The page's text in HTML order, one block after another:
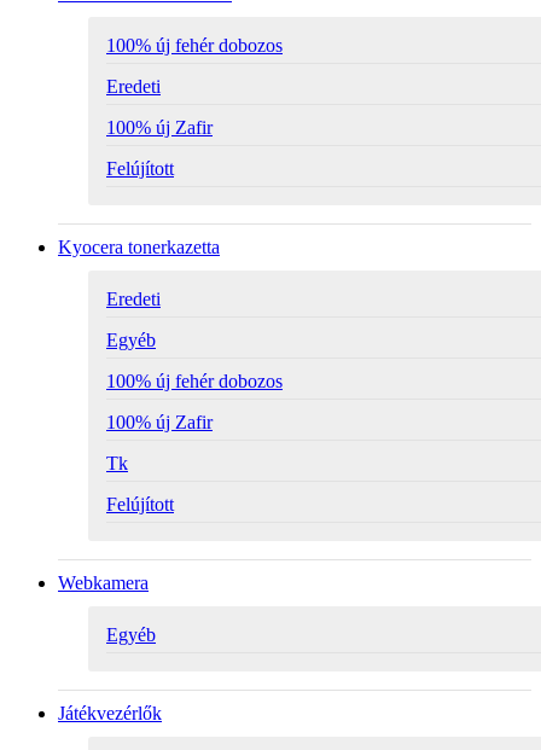
100% új fehér dobozos
Eredeti
100% új Zafir
Felújított
Kyocera tonerkazetta
Eredeti
Egyéb
100% új fehér dobozos
100% új Zafir
Tk
Felújított
Webkamera
Egyéb
Játékvezérlők